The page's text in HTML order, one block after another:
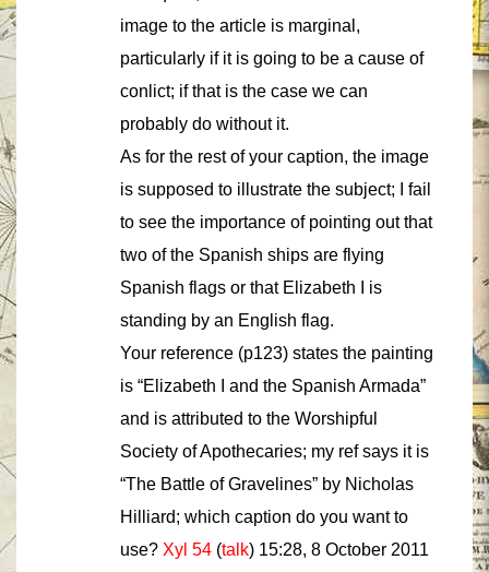
image to the article is marginal,
particularly if it is going to be a cause of
conlict; if that is the case we can
probably do without it.
As for the rest of your caption, the image
is supposed to illustrate the subject; I fail
to see the importance of pointing out that
two of the Spanish ships are flying
Spanish flags or that Elizabeth I is
standing by an English flag.
Your reference (p123) states the painting
is “Elizabeth I and the Spanish Armada”
and is attributed to the Worshipful
Society of Apothecaries; my ref says it is
“The Battle of Gravelines” by Nicholas
Hilliard; which caption do you want to
use? Xyl 54 (talk) 15:28, 8 October 2011